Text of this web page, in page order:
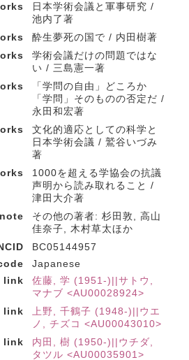
日本学術会議と軍事研究 /
池内了著
酔生夢死の国で / 内田樹著
学術会議だけの問題ではな
い / 三島憲一著
「学問の自由」どころか
「学問」そのものの否定だ /
永田和宏著
文化的適応としての科学と
日本学術会議 / 鷲谷いづみ
著
1000を超える学協会の抗議
声明から読み取れること /
津田大介著
note
その他の著者: 杉田敦, 高山
佳奈子, 木村草太ほか
BC05144957
Japanese
link
佐藤, 学 (1951-)||サトウ,
マナブ <AU00028924>
link
上野, 千鶴子 (1948-)||ウエ
ノ, チズコ <AU00043010>
link
内田, 樹 (1950-)||ウチダ,
タツル <AU00035901>